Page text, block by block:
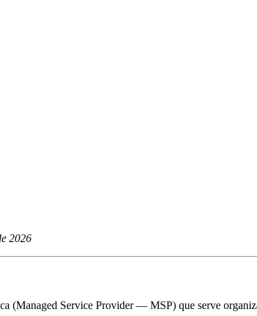
2026
(Managed Service Provider — MSP) que serve